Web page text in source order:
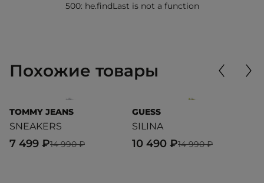
500: he.findLast is not a function
Похожие товары
TOMMY JEANS
SNEAKERS
14 990 ₽
7 499 ₽
GUESS
SILINA
14 990 ₽
10 490 ₽